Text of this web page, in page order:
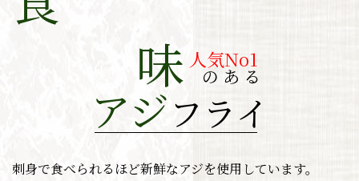
人気No1
味 のある
アジフライ
刺身で食べられるほど新鮮なアジを使用しています。